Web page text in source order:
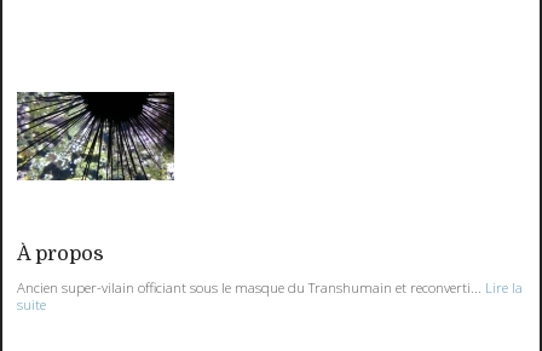
À propos
Ancien super-vilain officiant sous le masque du Transhumain et reconverti...
Lire la
suite